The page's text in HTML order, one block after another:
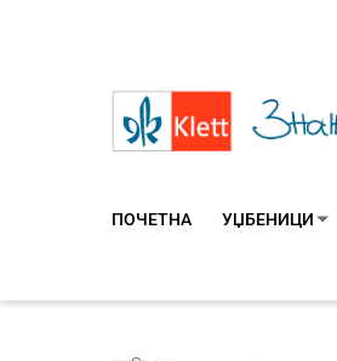
ПОЧЕТНА УЏБЕНИЦИ